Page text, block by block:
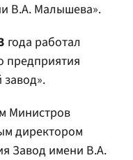
В.А. Малышева».
года работал
предприятия
Министров
директором
Завод имени В.А.